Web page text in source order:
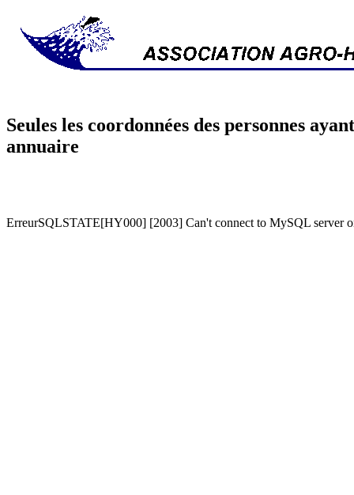
Seules les coordonnées des personnes
annuaire
ErreurSQLSTATE[HY000] [2003] Can't connect to MySQL server